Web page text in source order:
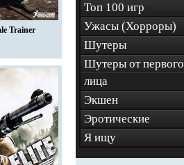
Trainer
Топ 100 игр
Ужасы (Хорроры)
Шутеры
Шутеры от первого
лица
Экшен
Эротические
Я ищу